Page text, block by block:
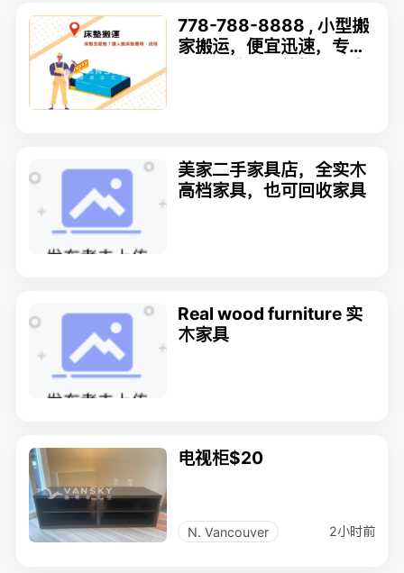
778-788-8888 , 小型搬
家搬运，便宜迅速，专门
安装搬家
美家二手家具店，全实木
高档家具，也可回收家具
Real wood furniture 实
木家具
电视柜$20
N. Vancouver 2小时前